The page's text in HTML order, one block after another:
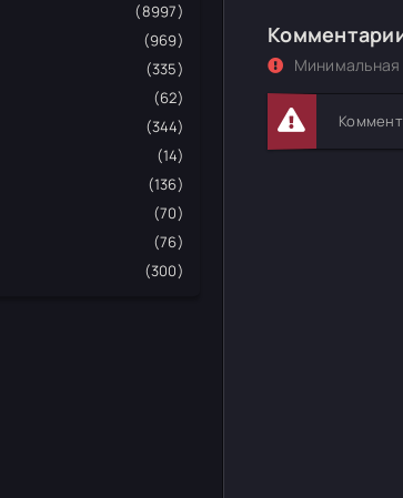
(8997)
(969)
(335)
(62)
(344)
(14)
(136)
(70)
(76)
(300)
Минимальная